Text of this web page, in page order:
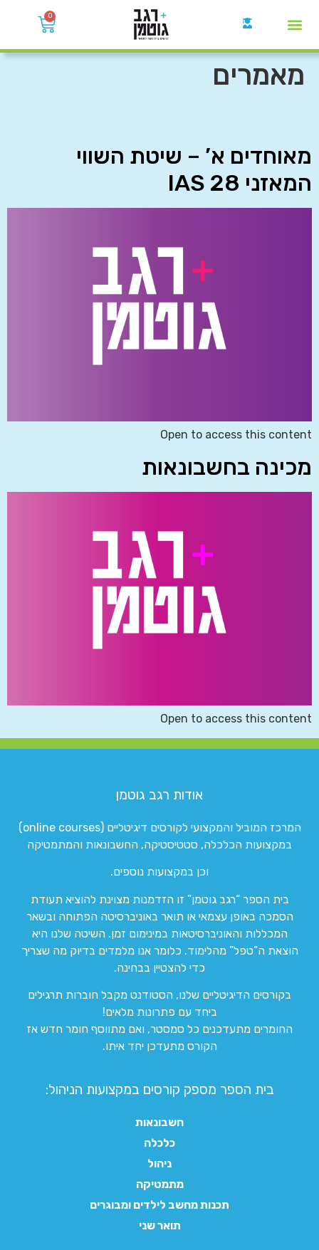
0
מאמרים
מאוחדים א’ – שיטת השווי
המאזני IAS 28
Open to access this content
מכינה בחשבונאות
Open to access this content
אודות רגב גוטמן
המרכז המוביל והמקצועי לקורסים דיגיטליים (online courses)
במקצועות הכלכלה, סטטיסטיקה, החשבונאות והמתמטיקה
וכן במקצועות נוספים.
בית הספר “רגב גוטמן” זו הזדמנות מצוינת להוציא תעודת
הסמכה באופן עצמאי או תואר באוניברסיטה הפתוחה ובשאר
המכללות והאוניברסיטאות במינימום זמן. השיטה שלנו היא
הוצאת ה”טפל” מהלימוד. כלומר אנו מלמדים בדיוק מה שצריך
כדי להצטיין בבחינה.
בקורסים הדיגיטליים שלנו, הסטודנט מקבל חוברות תרגילים
ביחד עם פתרונות מלאים!
החומרים מתעדכנים כל סמסטר, ואם מתווסף חומר חדש אז
הקורס מתעדכן יחד איתו.
בית הספר מספק קורסים במקצועות הניהול:
חשבונאות
כלכלה
ניהול
מתמטיקה
תכנות מחשב לילדים ומבוגרים
תואר שני